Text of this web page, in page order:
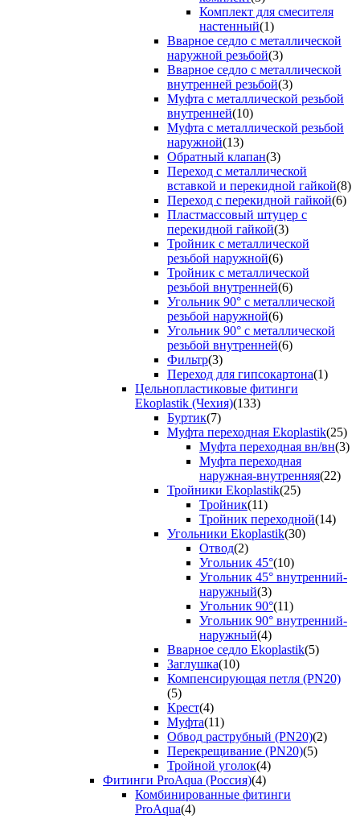
Комплект для смесителя
настенный(1)
Вварное седло с металлической
наружной резьбой(3)
Вварное седло с металлической
внутренней резьбой(3)
Муфта с металлической резьбой
внутренней(10)
Муфта с металлической резьбой
наружной(13)
Обратный клапан(3)
Переход с металлической
вставкой и перекидной гайкой(8)
Переход с перекидной гайкой(6)
Пластмассовый штуцер с
перекидной гайкой(3)
Тройник с металлической
резьбой наружной(6)
Тройник с металлической
резьбой внутренней(6)
Угольник 90° с металлической
резьбой наружной(6)
Угольник 90° с металлической
резьбой внутренней(6)
Фильтр(3)
Переход для гипсокартона(1)
Цельнопластиковые фитинги
Ekoplastik (Чехия)(133)
Буртик(7)
Муфта переходная Ekoplastik(25)
Муфта переходная вн/вн(3)
Муфта переходная
наружная-внутренняя(22)
Тройники Ekoplastik(25)
Тройник(11)
Тройник переходной(14)
Угольники Ekoplastik(30)
Отвод(2)
Угольник 45°(10)
Угольник 45° внутренний-
наружный(3)
Угольник 90°(11)
Угольник 90° внутренний-
наружный(4)
Вварное седло Ekoplastik(5)
Заглушка(10)
Компенсирующая петля (PN20)
(5)
Крест(4)
Муфта(11)
Обвод раструбный (PN20)(2)
Перекрещивание (PN20)(5)
Тройной уголок(4)
Фитинги ProAqua (Россия)(4)
Комбинированные фитинги
ProAqua(4)